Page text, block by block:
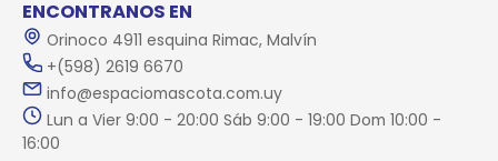
ENCONTRANOS EN
Orinoco 4911 esquina Rimac, Malvín
+(598) 2619 6670
info@espaciomascota.com.uy
Lun a Vier 9:00 - 20:00 Sáb 9:00 - 19:00 Dom 10:00 -
16:00